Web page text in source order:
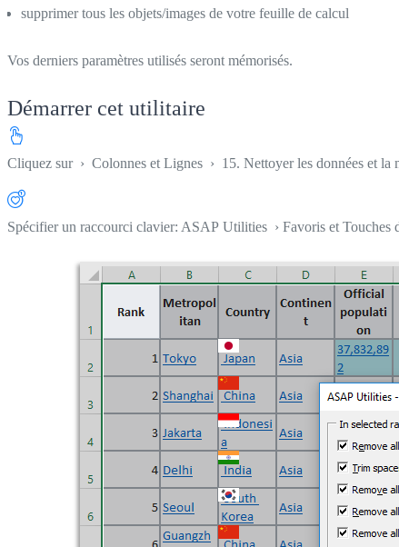
supprimer tous les objets/images de votre feuille de calcul
Vos derniers paramètres utilisés seront mémorisés.
Démarrer cet utilitaire
Cliquez sur › Colonnes et Lignes › 15. Nettoyer les données et la
Spécifier un raccourci clavier: ASAP Utilities › Favoris et Touches